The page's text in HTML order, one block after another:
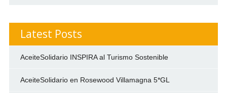
Latest Posts
AceiteSolidario INSPIRA al Turismo Sostenible
AceiteSolidario en Rosewood Villamagna 5*GL